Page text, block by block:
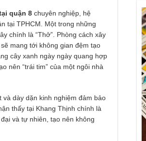
quận 8 chuyên nghiệp, hệ
tại TPHCM. Một trong những
chính là “Thở”. Phòng cách xây
mang tới không gian đệm tạo
cây xanh ngày ngày quang hợp
nên “trái tim” của một ngôi nhà
dày dặn kinh nghiệm đảm bảo
thấy tại Khang Thịnh chính là
và tự nhiên, tạo nên không